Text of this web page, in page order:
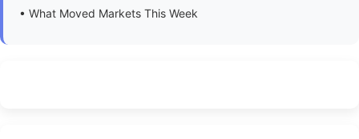
• What Moved Markets This Week